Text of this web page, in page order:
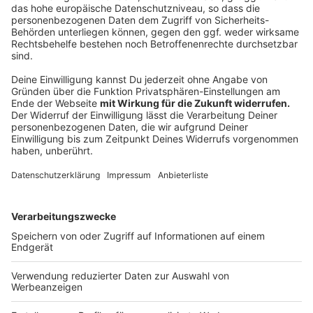
Bislang liegen 2.348 Ergebnisse vor und es ist kein Fall
einer COVID-19-Erkrankung nachgewiesen. Die Tests
sind eine Vorsichtsmaßnahme und eine Reaktion auf
die vielen Corona-Fälle in anderen Schlachtbetrieben,
u.a. bei Westfleisch in Coesfeld.
Anzeige
05:46 Uhr - Kreis Steinfurt: Corona-Update
Die Coronazahlen im Kreis Steinfurt haben sich im
Kreis Steinfurt sind aktuell nachweislich mit dem
Coronavirus infiziert. Damit ist kein neuer Fall
hinzugekommen. Auch die Zahl der wieder gesunden
Steinfurt haben in den letzten Tagen rund 160.000
FFP-2- und OP-Masken sowie Schutzoveralls und -